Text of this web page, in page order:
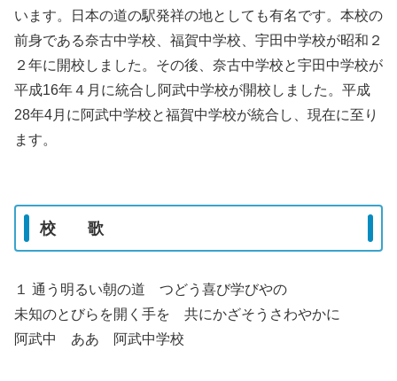
います。日本の道の駅発祥の地としても有名です。本校の
前身である奈古中学校、福賀中学校、宇田中学校が昭和２
２年に開校しました。その後、奈古中学校と宇田中学校が
平成16年４月に統合し阿武中学校が開校しました。平成
28年4月に阿武中学校と福賀中学校が統合し、現在に至り
ます。
校 歌
１ 通う明るい朝の道 つどう喜び学びやの
未知のとびらを開く手を 共にかざそうさわやかに
阿武中 ああ 阿武中学校